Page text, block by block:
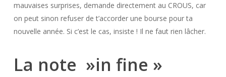
mauvaises surprises, demande directement au CROUS, car
on peut sinon refuser de t’accorder une bourse pour ta
nouvelle année. Si c’est le cas, insiste ! Il ne faut rien lâcher.
La note »in fine »